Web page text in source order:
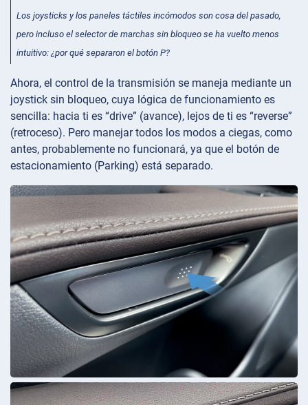
Los joysticks y los paneles táctiles incómodos son cosa del pasado,
pero incluso el selector de marchas sin bloqueo se ha vuelto menos
intuitivo: ¿por qué separaron el botón P?
Ahora, el control de la transmisión se maneja mediante un
joystick sin bloqueo, cuya lógica de funcionamiento es
sencilla: hacia ti es “drive” (avance), lejos de ti es “reverse”
(retroceso). Pero manejar todos los modos a ciegas, como
antes, probablemente no funcionará, ya que el botón de
estacionamiento (Parking) está separado.